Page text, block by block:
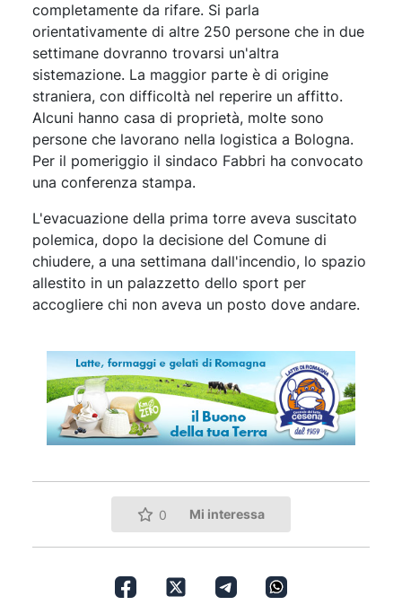
completamente da rifare. Si parla
orientativamente di altre 250 persone che in due
settimane dovranno trovarsi un'altra
sistemazione. La maggior parte è di origine
straniera, con difficoltà nel reperire un affitto.
Alcuni hanno casa di proprietà, molte sono
persone che lavorano nella logistica a Bologna.
Per il pomeriggio il sindaco Fabbri ha convocato
una conferenza stampa.
L'evacuazione della prima torre aveva suscitato
polemica, dopo la decisione del Comune di
chiudere, a una settimana dall'incendio, lo spazio
allestito in un palazzetto dello sport per
accogliere chi non aveva un posto dove andare.
0 Mi interessa